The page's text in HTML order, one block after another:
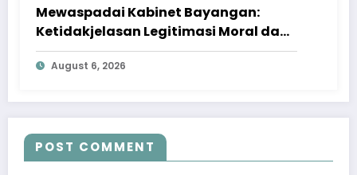
Mewaspadai Kabinet Bayangan:
Ketidakjelasan Legitimasi Moral dan
Representasi
August 6, 2026
POST COMMENT